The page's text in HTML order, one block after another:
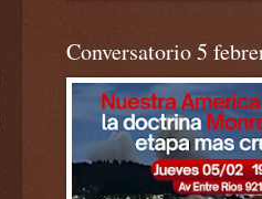
Conversatorio 5